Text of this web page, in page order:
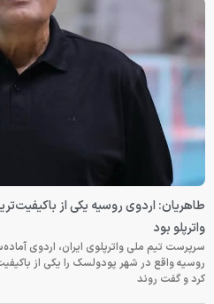
طاهریان: اردوی روسیه یکی از
واترپلو بود
سرپرست تیم ملی واترپلوی ایران، اردوی
روسیه واقع در شهر پودولسک را یکی از
کرد و گفت روند